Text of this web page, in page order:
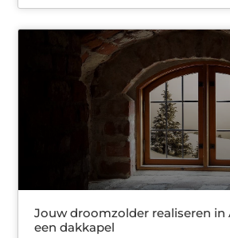
Jouw droomzolder realiseren in
een dakkapel